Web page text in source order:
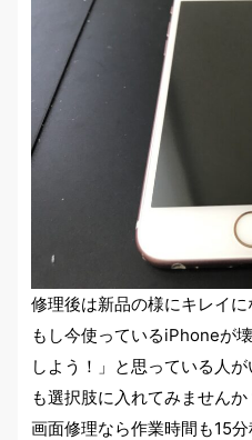
修理後は新品の様にキレイ
もし今使っているiPhoneが
しよう！」と思っている人が
も選択肢に入れてみませんか
画面修理なら作業時間も15